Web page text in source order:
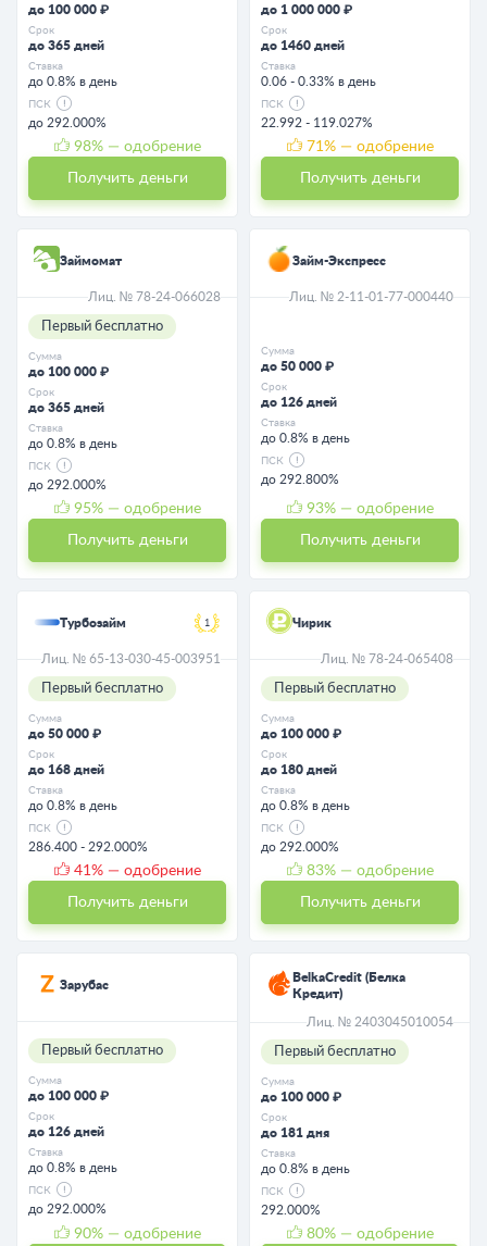
до 100 000 ₽
Срок
до 365 дней
Ставка
до 0.8% в день
ПСК
до 292.000%
98% — одобрение
Получить деньги
до 1 000 000 ₽
Срок
до 1460 дней
Ставка
0.06 - 0.33% в день
ПСК
22.992 - 119.027%
71 % — одобрение
Получить деньги
Займомат
Лиц. № 78-24-066028
Первый бесплатно
Сумма
до 100 000 ₽
Срок
до 365 дней
Ставка
до 0.8% в день
ПСК
до 292.000%
95% — одобрение
Получить деньги
Займ-Экспресс
Лиц. № 2-11-01-77-000440
Сумма
до 50 000 ₽
Срок
до 126 дней
Ставка
до 0.8% в день
ПСК
до 292.800%
93% — одобрение
Получить деньги
Турбозайм 1
Лиц. № 65-13-030-45-003951
Первый бесплатно
Сумма
до 50 000 ₽
Срок
до 168 дней
Ставка
до 0.8% в день
ПСК
286.400 - 292.000%
41 % — одобрение
Получить деньги
Чирик
Лиц. № 78-24-065408
Первый бесплатно
Сумма
до 100 000 ₽
Срок
до 180 дней
Ставка
до 0.8% в день
ПСК
до 292.000%
83% — одобрение
Получить деньги
Зарубас
Первый бесплатно
Сумма
до 100 000 ₽
Срок
до 126 дней
Ставка
до 0.8% в день
ПСК
до 292.000%
90% — одобрение
BelkaCredit (Белка
Кредит)
Лиц. № 2403045010054
Первый бесплатно
Сумма
до 100 000 ₽
Срок
до 181 дня
Ставка
до 0.8% в день
ПСК
292.000%
80% — одобрение